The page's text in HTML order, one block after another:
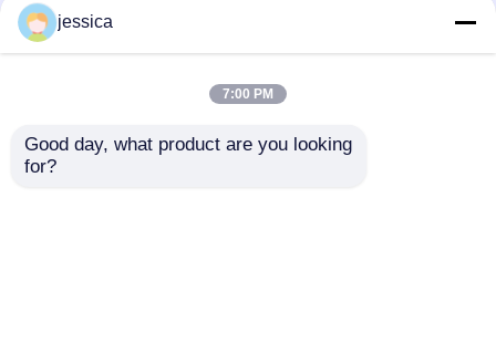
UP-1008 8자리 LCD 디
jessica
7:00 PM
Good day, what product are you looking
for?